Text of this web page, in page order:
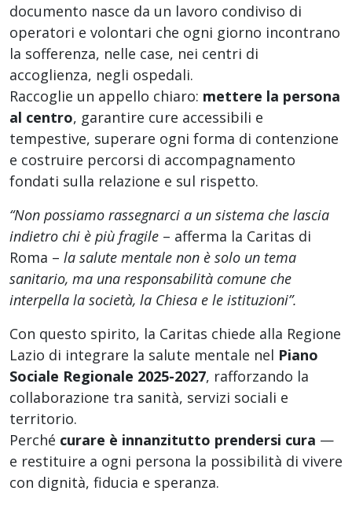
documento nasce da un lavoro condiviso di
operatori e volontari che ogni giorno incontrano
la sofferenza, nelle case, nei centri di
accoglienza, negli ospedali.
Raccoglie un appello chiaro: mettere la persona
al centro, garantire cure accessibili e
tempestive, superare ogni forma di contenzione
e costruire percorsi di accompagnamento
fondati sulla relazione e sul rispetto.
“Non possiamo rassegnarci a un sistema che lascia
indietro chi è più fragile – afferma la Caritas di
Roma – la salute mentale non è solo un tema
sanitario, ma una responsabilità comune che
interpella la società, la Chiesa e le istituzioni”.
Con questo spirito, la Caritas chiede alla Regione
Lazio di integrare la salute mentale nel Piano
Sociale Regionale 2025-2027, rafforzando la
collaborazione tra sanità, servizi sociali e
territorio.
Perché curare è innanzitutto prendersi cura —
e restituire a ogni persona la possibilità di vivere
con dignità, fiducia e speranza.